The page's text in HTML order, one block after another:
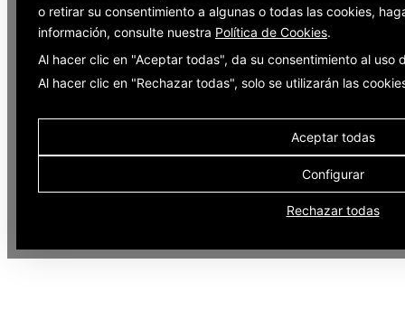
o retirar su consentimiento a algunas o todas las cookies,
información, consulte nuestra Política de Cookies.
Al hacer clic en "Aceptar todas", da su consentimiento al uso
Al hacer clic en "Rechazar todas", solo se utilizarán las
Aceptar todas
Configurar
Rechazar todas